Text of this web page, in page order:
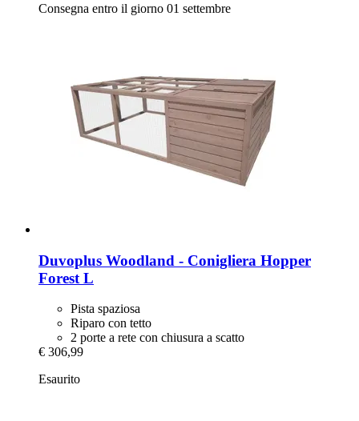
Consegna entro il giorno 01 settembre
Duvoplus Woodland -​ Conigliera Hopper
Forest L
Pista spaziosa
Riparo con tetto
2 porte a rete con chiusura a scatto
€ 306,99
Esaurito